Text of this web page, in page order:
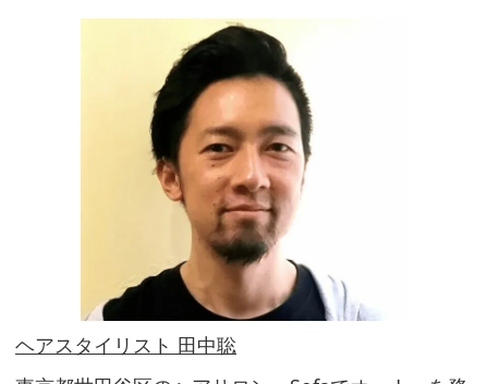
ヘアスタイリスト 田中聡